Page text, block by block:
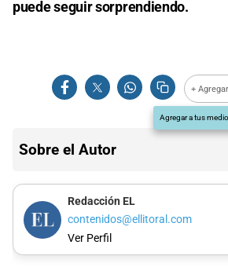
puede seguir sorprendiendo.
+
Agregar a tus
Sobre el Autor
Redacción EL
contenidos@ellitoral.com
Ver Perfil